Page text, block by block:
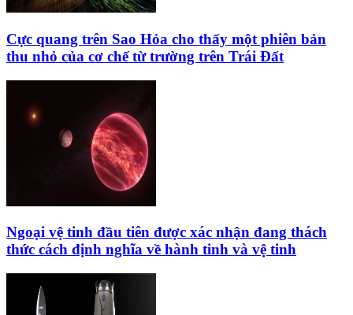
Cực quang trên Sao Hỏa cho thấy một phiên bản
thu nhỏ của cơ chế từ trường trên Trái Đất
Ngoại vệ tinh đầu tiên được xác nhận đang thách
thức cách định nghĩa về hành tinh và vệ tinh